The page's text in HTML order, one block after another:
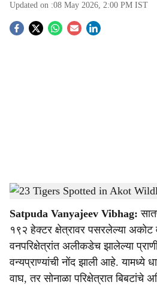
Updated on :08 May 2026, 2:00 PM IST
S
a
r
e
23 Tigers Spotted in Akot Wildlife Division -
Satpuda Vanyajeev Vibhag:
१९२ हेक्टर क्षेत्रावर पसरलेल्या अकोट
वनपरिक्षेत्रांत अलीकडेच झालेल्या
वन्यप्राण्यांची नोंद झाली आहे. यामध्ये
वाघ, तर सोनाळा परिक्षेत्रात बिबटांचे